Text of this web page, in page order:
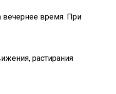
вечернее время. При
растирания